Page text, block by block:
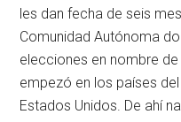
les dan fecha de seis
Comunidad Autónoma
elecciones en nombre
empezó en los países
Estados Unidos. De ahí